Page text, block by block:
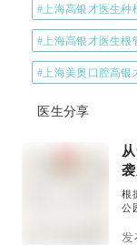
#上海高银才医生种
#上海高银才医生根
#上海美奥口腔高银
医生分享
根
公
并
发